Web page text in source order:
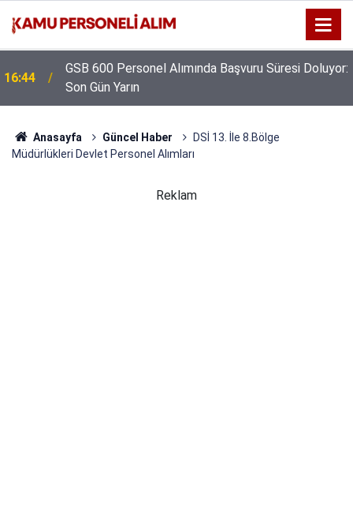
16:44
GSB 600 Personel Alımında Başvuru Süresi Doluyor:
Son Gün Yarın
Anasayfa Güncel Haber
DSİ 13. İle 8.Bölge
Müdürlükleri Devlet Personel Alımları
Reklam